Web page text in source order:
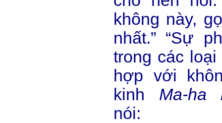
không này,
nhất.” “Sự
trong các
hợp với
kinh Ma-ha
nói: